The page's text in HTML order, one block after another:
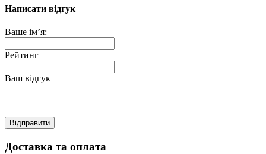
Написати відгук
Ваше ім’я:
Рейтинг
Ваш відгук
Відправити
Доставка та оплата